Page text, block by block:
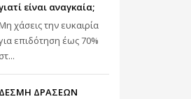
είναι αναγκαία;
χάσεις την ευκαιρία
επιδότηση έως 70%
στ...
ΔΕΣΜΗ ΔΡΑΣΕΩΝ